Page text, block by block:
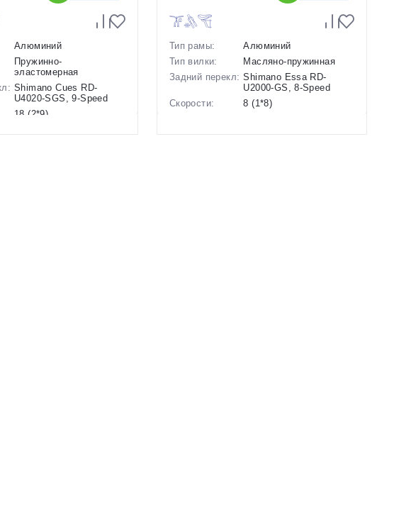
Алюминий
Пружинно-
эластомерная
Shimano Cues RD-
U4020-SGS, 9-Speed
18 (2*9)
Тип рамы:
Алюминий
Тип вилки:
Масляно-пружинная
Задний перекл: Shimano Essa RD-
U2000-GS, 8-Speed
Скорости:
8 (1*8)